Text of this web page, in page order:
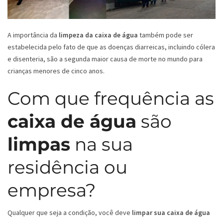
A importância da limpeza da caixa de água também pode ser
estabelecida pelo fato de que as doenças diarreicas, incluindo cólera
e disenteria, são a segunda maior causa de morte no mundo para
crianças menores de cinco anos.
Com que frequência as
caixa de água são
limpas na sua
residência ou
empresa?
Qualquer que seja a condição, você deve limpar sua caixa de água